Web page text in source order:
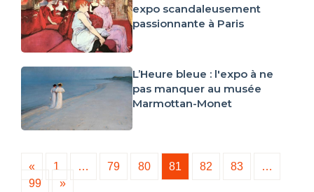
expo scandaleusement
passionnante à Paris
L’Heure bleue : l'expo à ne
pas manquer au musée
Marmottan-Monet
« 1 … 79 80 81 82 83
…
99
»